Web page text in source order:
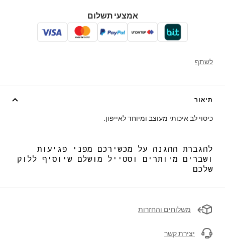
אמצעי תשלום
לשתף
תיאור
כיסוי לב איכותי מעוצב ומיוחד לאייפון.
להגברת ההגנה על מכשירכם מפני פגיעות
ושברים מיותרים וסטייל מושלם שיוסיף ללוק
שלכם
משלוחים והחזרות
יצירת קשר